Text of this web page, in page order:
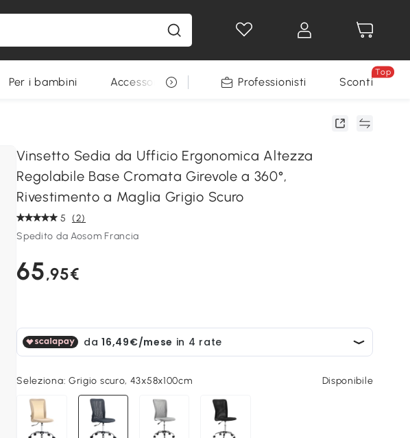
Per i bambini Accessori per animali Professionisti Sconti
Top
Vinsetto Sedia da Ufficio Ergonomica Altezza
Regolabile Base Cromata Girevole a 360°,
Rivestimento a Maglia Grigio Scuro
5 (2)
Spedito da Aosom Francia
65,95€
Seleziona: Grigio scuro, 43x58x100cm Disponibile